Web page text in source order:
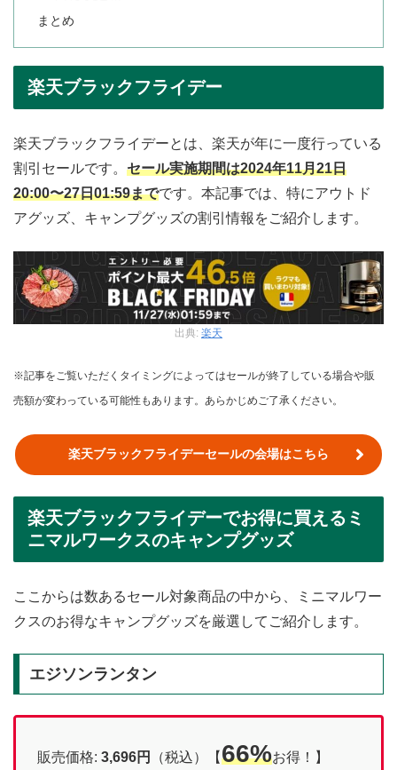
まとめ
楽天ブラックフライデー
楽天ブラックフライデーとは、楽天が年に一度行っている
割引セールです。 セール実施期間は2024年11月21日
20:00〜27日01:59までです。本記事では、特にアウトド
アグッズ、キャンプグッズの割引情報をご紹介します。
出典: 楽天
※記事をご覧いただくタイミングによってはセールが終了している場合や販
売額が変わっている可能性もあります。あらかじめご了承ください。
楽天ブラックフライデーセールの会場はこちら
楽天ブラックフライデーでお得に買えるミ
ニマルワークスのキャンプグッズ
ここからは数あるセール対象商品の中から、ミニマルワー
クスのお得なキャンプグッズを厳選してご紹介します。
エジソンランタン
販売価格: 3,696円 （税込）【66%お得！】